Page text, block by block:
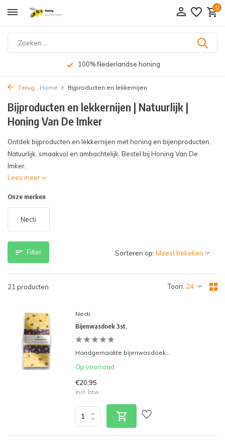
0
Op werkdagen voor 15:00 uur besteld, zelfde dag verzonden
Terug Home Bijproducten en lekkernijen
Bijproducten en lekkernijen | Natuurlijk |
Honing Van De Imker
Ontdek bijproducten en lekkernijen met honing en bijenproducten.
Natuurlijk, smaakvol en ambachtelijk. Bestel bij Honing Van De
Imker.
Lees meer
Onze merken
Necti
Filter
21 producten Toon:
Sorteren op:
Necti
Bijenwasdoek 3st.
Handgemaakte bijenwasdoek...
Op voorraad
€20,95
Incl. btw